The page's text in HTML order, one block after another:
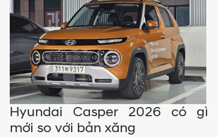
Hyundai Casper 2026 có gì
mới so với bản xăng